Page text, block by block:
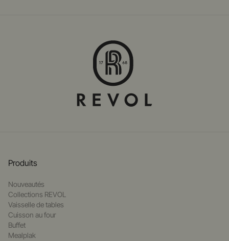
Produits
Nouveautés
Collections REVOL
Vaisselle de tables
Cuisson au four
Buffet
Mealplak